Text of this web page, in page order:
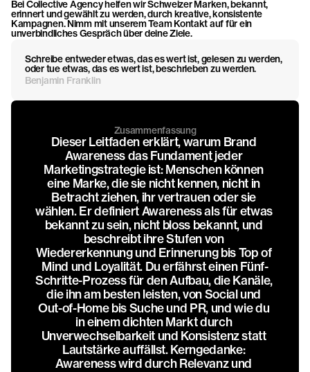
Bei Collective Agency helfen wir Schweizer Marken, bekannt,
erinnert und gewählt zu werden, durch kreative, konsistente
Kampagnen. Nimm mit unserem Team Kontakt auf für ein
unverbindliches Gespräch über deine Ziele.
Schreibe entweder etwas, das es wert ist, gelesen zu werden,
oder tue etwas, das es wert ist, beschrieben zu werden.
Benjamin Franklin
Zusammenfassung
Dieser Leitfaden erklärt, warum Brand
Awareness das Fundament jeder
Marketingstrategie ist: Menschen können
eine Marke, die sie nicht kennen, nicht in
Betracht ziehen, ihr vertrauen oder sie
wählen. Er definiert Awareness als für etwas
bekannt zu sein, nicht bloss bekannt, und
beschreibt ihre Stufen von
Wiedererkennung und Erinnerung bis Top of
Mind und Loyalität. Du erfährst einen Fünf-
Schritte-Prozess für den Aufbau, die Kanäle,
die ihn am besten leisten, von Social und
Out-of-Home bis Suche und PR, und wie du
in einem dichten Markt durch
Unverwechselbarkeit und Konsistenz statt
Lautstärke auffällst. Kerngedanke:
Awareness wird durch Relevanz und